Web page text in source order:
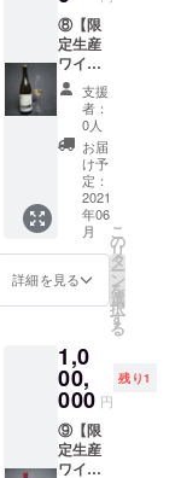
Webサ
イトに
てチ
ケット
の使用
を有効
に致し
ます。
※有効期
限：
2021年
6月〜
2022年
の影響
により
リター
ン開始
に変更
が出る
可能性
がござ
います
ので、
その際
はメー
ルにて
ご連絡
致しま
予定月
より、
Webサ
イトに
てチ
ケット
の使用
す。 ※
リター
ン開始
予定月
より、
Webサ
イトに
てチ
ケット
の使用
を有効
に致し
ます。
※有効期
限：
6月
名前を
ジョー
ジア文
字で刻
印し(任
意)ご提
供致し
ます。)
・支援
して頂
いた方
にお礼
とし
て、感
謝の
メール
をご提
ます。
【備
考】 ※
未成年
の方は
ご利用
いただ
いた方
にお礼
とし
て、感
謝の
メール
をご提
供致し
ます。
【備
考】 ※
未成年
の方は
ご利用
いただ
けませ
ん。 ※
像のワ
インは
参考で
す。ワ
インの
種類は
お選び
祭(ルト
ヴェリ)
に参加
し、本
場での
宴会(ス
プラ)に
ご招待
致しま
す。 ・
支援し
て頂い
た方に
お礼と
して、
感謝の
メール
供致し
ます。
【備
考】 ※
通常の
ジョー
ジアの
⑧【限
定生産
ワイン
の独占
購入
権】※法
人様向
DaiSuW
ineが
ジョー
ジアで
厳選し
たワイ
ナリー
が醸造
日本初
上陸の
希少価
値の高
い限定
生産の
クヴェ
支援
者：
0人
お届
け予
定：
2021
年06
月
詳細を見る
こ
の
リ
タ
ー
ン
を
選
択
す
る
1,0
00,
000 円
残り1
⑨【限
定生産
ワイン